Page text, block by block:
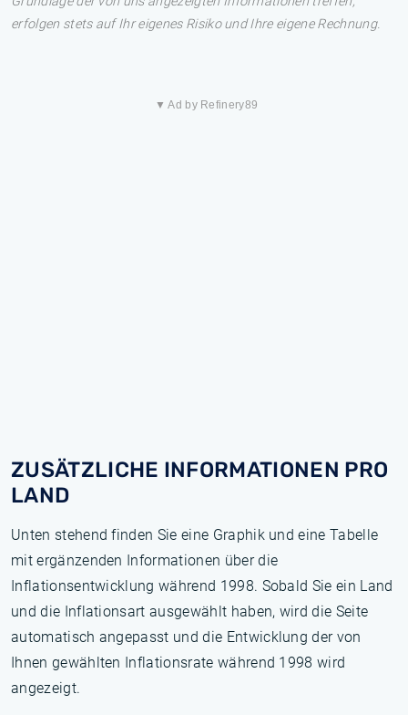
erfolgen stets auf Ihr eigenes Risiko und Ihre eigene Rechnung.
▼ Ad by Refinery89
ZUSÄTZLICHE INFORMATIONEN PRO
LAND
Unten stehend finden Sie eine Graphik und eine Tabelle
mit ergänzenden Informationen über die
Inflationsentwicklung während 1998. Sobald Sie ein Land
und die Inflationsart ausgewählt haben, wird die Seite
automatisch angepasst und die Entwicklung der von
Ihnen gewählten Inflationsrate während 1998 wird
angezeigt.